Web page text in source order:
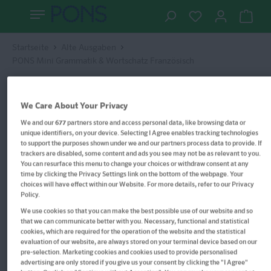
We Care About Your Privacy
We and our677partners store and access personal data, like browsing data or
unique identifiers, on your device. Selecting I Agree enables tracking technologies
to support the purposes shown under we and our partners process data to provide. If
trackers are disabled, some content and ads you see may not be as relevant to you.
You can resurface this menu to change your choices or withdraw consent at any
time by clicking the Privacy Settings link on the bottom of the webpage. Your
choices will have effect within our Website. For more details, refer to our Privacy
Policy.
We use cookies so that you can make the best possible use of our website and so
that we can communicate better with you. Necessary, functional and statistical
cookies, which are required for the operation of the website and the statistical
evaluation of our website, are always stored on your terminal device based on our
pre-selection. Marketing cookies and cookies used to provide personalised
advertising are only stored if you give us your consent by clicking the "I Agree"